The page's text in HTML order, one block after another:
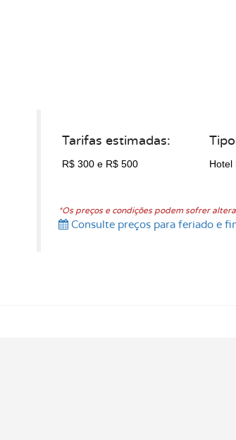
Tarifas estimadas:
R$ 300 e R$ 500 Hotel
*Os preços e condições podem sofrer
Consulte preços para feriado e